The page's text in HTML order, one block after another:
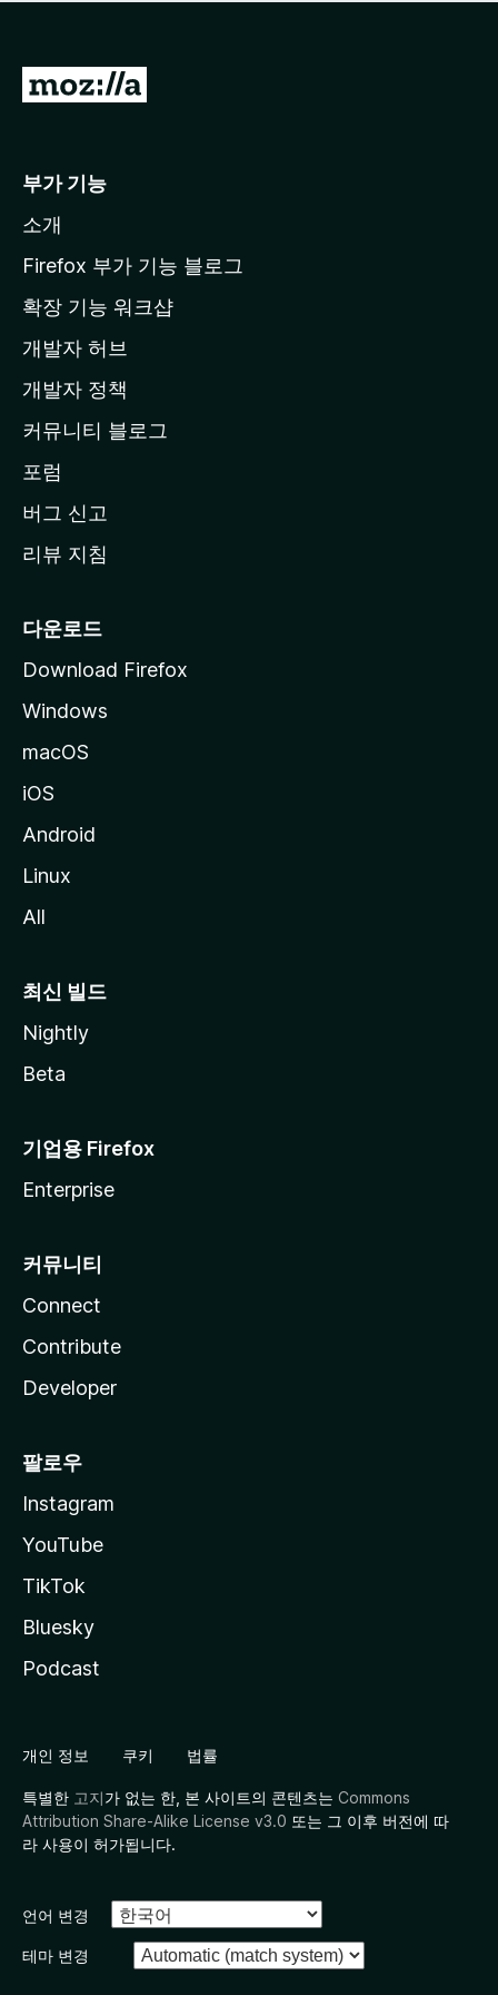
점
습
니
M
l
a
페
이
지
이
동
부가 기능
소개
Firefox 부가 기능 블로그
확장 기능 워크샵
개발자 허브
개발자 정책
커뮤니티 블로그
포럼
버그 신고
리뷰 지침
다운로드
Download Firefox
Windows
macOS
iOS
Android
Linux
All
최신 빌드
Nightly
Beta
기업용 Firefox
Enterprise
커뮤니티
Connect
Contribute
Developer
팔로우
Instagram
YouTube
TikTok
Bluesky
Podcast
개인 정보 쿠키 법률
특별한 고지가 없는 한, 본 사이트의 콘텐츠는 Commons
Attribution Share-Alike License v3.0 또는 그 이후 버전에 따
라 사용이 허가됩니다.
언어 변경
테마 변경